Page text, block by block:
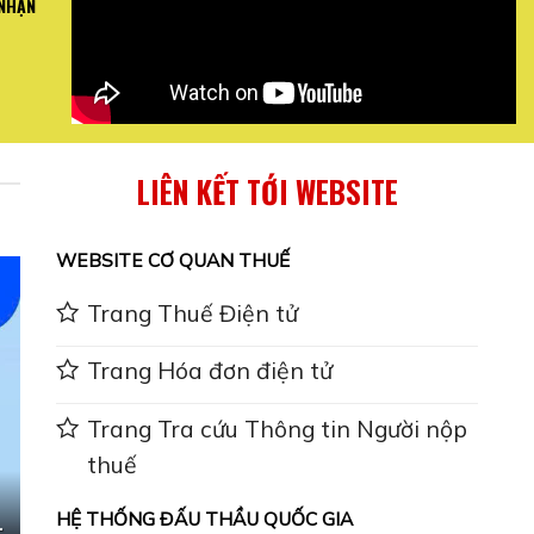
TRỌNG VỀ
...
LIÊN KẾT TỚI WEBSITE
WEBSITE CƠ QUAN THUẾ
Trang Thuế Điện tử
Trang Hóa đơn điện tử
Trang Tra cứu Thông tin Người nộp
thuế
HỆ THỐNG ĐẤU THẦU QUỐC GIA